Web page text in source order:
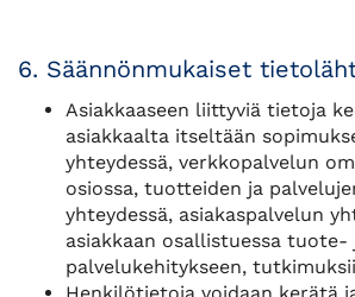
6. Säännönmukaiset
Asiakkaaseen liittyviä tietoja
asiakkaalta itseltään
yhteydessä, verkkopalvelun
osiossa, tuotteiden ja
yhteydessä, asiakaspalvelun
asiakkaan osallistuessa tuote-
palvelukehitykseen,